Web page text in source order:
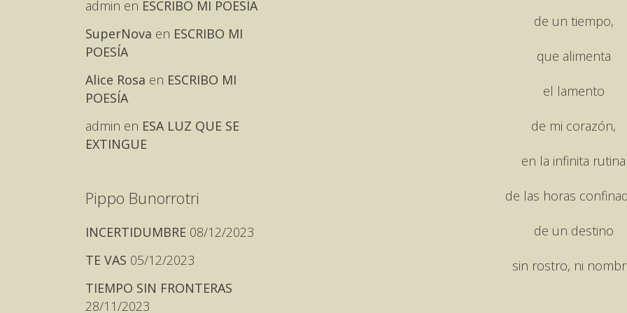
admin en ESCRIBO MI POESÍA
SuperNova en ESCRIBO MI
POESÍA
Alice Rosa en ESCRIBO MI
POESÍA
admin en ESA LUZ QUE SE
EXTINGUE
Pippo Bunorrotri
INCERTIDUMBRE 08/12/2023
TE VAS 05/12/2023
TIEMPO SIN FRONTERAS
28/11/2023
de un tiempo,
que alimenta
el lamento
de mi corazón,
en la infinita rutina
de las horas
de un destino
sin rostro, ni